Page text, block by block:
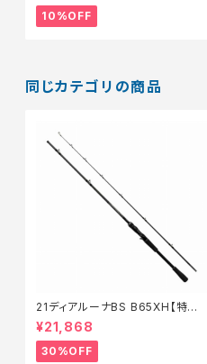
10%OFF
同じカテゴリの商品
21ディアルーナBS B65XH【特価
ロッド】【30】
¥21,868
30%OFF